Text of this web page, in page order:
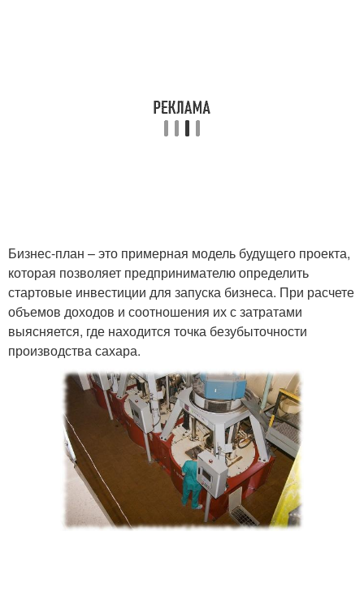
Бизнес-план – это примерная модель будущего проекта,
которая позволяет предпринимателю определить
стартовые инвестиции для запуска бизнеса. При расчете
объемов доходов и соотношения их с затратами
выясняется, где находится точка безубыточности
производства сахара.